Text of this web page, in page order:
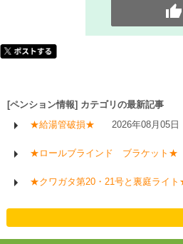
[ペンション情報] カテゴリの最新記事
★給湯管破損★
2026年08月05日
★ロールブラインド ブラケット★
★クワガタ第20・21号と裏庭ライ